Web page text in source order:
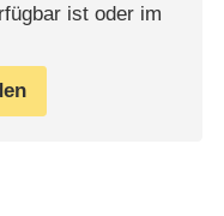
ist oder im